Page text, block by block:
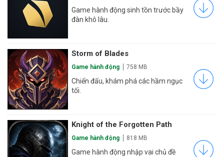
Game hành động sinh tồn trước bầy
đàn khô lâu.
Storm of Blades
Game hành động 758 MB
Chiến đấu, khám phá các hầm ngục
tối.
Knight of the Forgotten Path
Game hành động 818 MB
Game hành động nhập vai chủ đề